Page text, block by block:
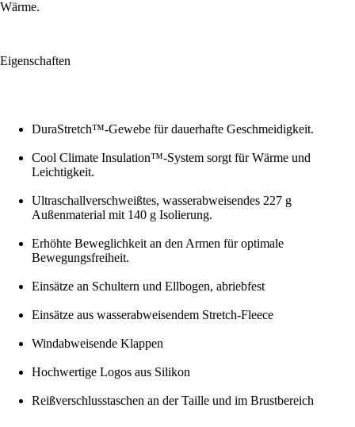
Wärme.
Eigenschaften
DuraStretch™-Gewebe für dauerhafte Geschmeidigkeit.
Cool Climate Insulation™-System sorgt für Wärme und
Leichtigkeit.
Ultraschallverschweißtes, wasserabweisendes 227 g
Außenmaterial mit 140 g Isolierung.
Erhöhte Beweglichkeit an den Armen für optimale
Bewegungsfreiheit.
Einsätze an Schultern und Ellbogen, abriebfest
Einsätze aus wasserabweisendem Stretch-Fleece
Windabweisende Klappen
Hochwertige Logos aus Silikon
Reißverschlusstaschen an der Taille und im Brustbereich